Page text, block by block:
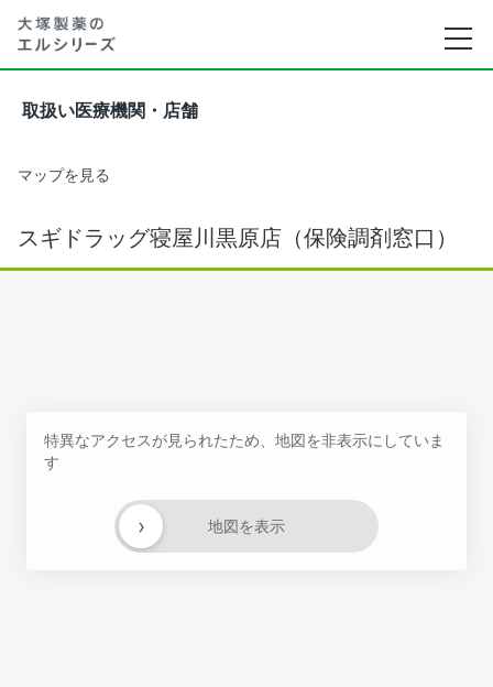
取扱い医療機関・店舗
マップを見る
スギドラッグ寝屋川黒原店（保険調剤窓口）
特異なアクセスが見られたため、地図を非表示にしていま
す
地図を表示
›